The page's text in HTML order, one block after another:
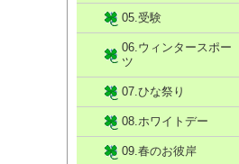
05.受験
06.ウィンタースポー
ツ
07.ひな祭り
08.ホワイトデー
09.春のお彼岸